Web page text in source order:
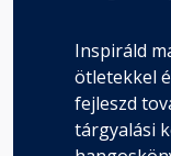
Inspiráld
ötletekkel
fejleszd
tárgyalási